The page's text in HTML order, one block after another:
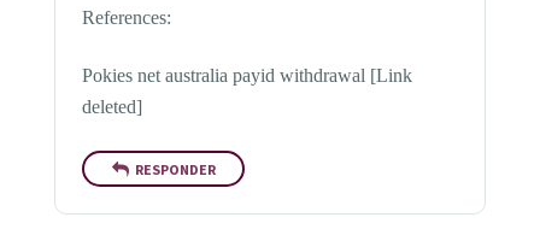
References:
Pokies net australia payid withdrawal [Link
deleted]
RESPONDER